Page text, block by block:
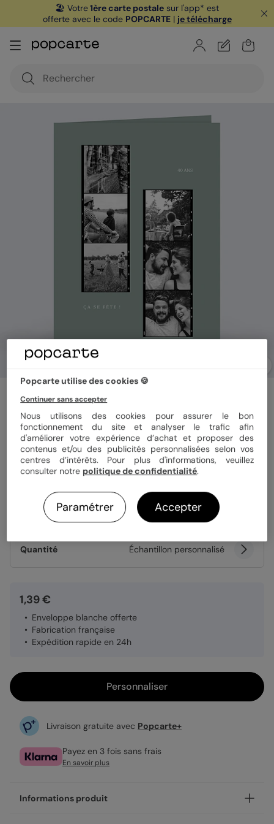
🏖️ Votre1ère carte postale sur l'app* est
offerte avec le code POPCARTE| je télécharge
Pellicule Souvenirs
5 1avis)
Format 12x17 cm plié
Papier Papier Satiné
Quantité Échantillon personnalisé
1,39 €
Enveloppe blanche offerte
Fabrication française
Expédition rapide en 24h
Personnaliser
Livraison gratuite avec Popcarte+
Payez en 3 fois sans frais
En savoir plus
Informations produit
Popcarte utilise des cookies 🍪
Continuer sans accepter
Nous utilisons des cookies pour assurer le bon
fonctionnement du site et analyser le trafic afin
d'améliorer votre expérience d’achat et proposer des
contenus et/ou des publicités personnalisées selon vos
centres d’intérêts. Pour plus d'informations, veuillez
consulter notre politique de confidentialité.
Paramétrer Accepter